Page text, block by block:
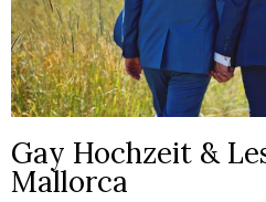
Gay Hochzeit &
Mallorca